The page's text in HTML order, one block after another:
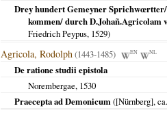
Drey hundert Gemeyner Sprichwœrtter/
kommen/ durch D.Johañ.Agricolam
Friedrich Peypus, 1529)
Agricola, Rodolph(1443-1485) EN NL
De ratione studii epistola
Norembergae, 1530
Praecepta ad Demonicum([Nürnberg],